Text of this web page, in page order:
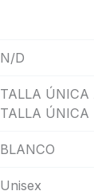
N/D
TALLA ÚNICA
TALLA ÚNICA
BLANCO
Unisex